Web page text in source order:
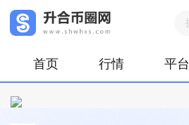
首页 行情 平台